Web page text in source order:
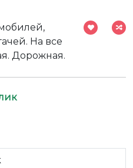
На все
Дорожная.